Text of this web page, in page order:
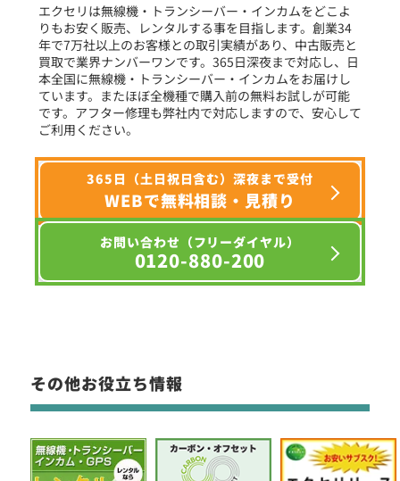
選択条件をリセット
エクセリは無線機・トランシーバー・インカムをどこよ
りもお安く販売、レンタルする事を目指します。創業34
年で7万社以上のお客様との取引実績があり、中古販売と
買取で業界ナンバーワンです。365日深夜まで対応し、日
本全国に無線機・トランシーバー・インカムをお届けし
ています。またほぼ全機種で購入前の無料お試しが可能
です。アフター修理も弊社内で対応しますので、安心して
ご利用ください。
365日（土日祝日含む）深夜まで受付
WEBで無料相談・見積り
お問い合わせ（フリーダイヤル）
0120-880-200
その他お役立ち情報